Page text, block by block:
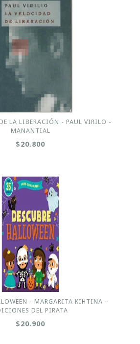
LA LIBERACIÓN - PAUL VIRILO -
MANANTIAL
$20.800
- MARGARITA KIHTINA -
DEL PIRATA
$20.900